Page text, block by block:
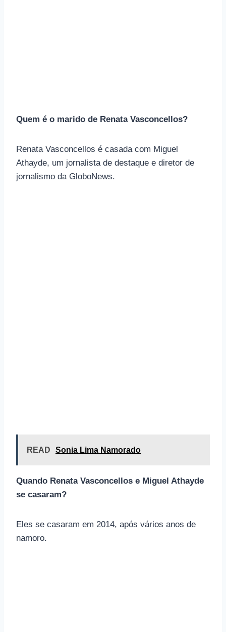
Quem é o marido de Renata Vasconcellos?
Renata Vasconcellos é casada com Miguel
Athayde, um jornalista de destaque e diretor de
jornalismo da GloboNews.
READ Sonia Lima Namorado
Quando Renata Vasconcellos e Miguel Athayde
se casaram?
Eles se casaram em 2014, após vários anos de
namoro.